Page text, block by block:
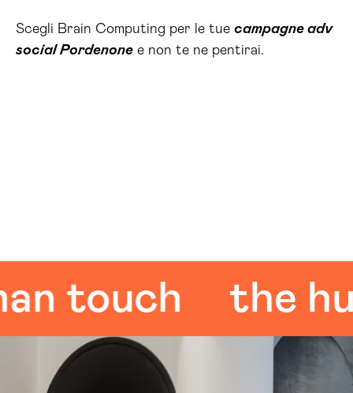
Scegli Brain Computing per le tue campagne adv
social Pordenone e non te ne pentirai.
the